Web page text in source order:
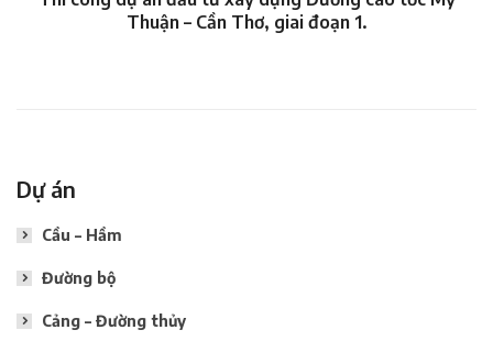
Thuận – Cần Thơ, giai đoạn 1.
Dự án
Cầu – Hầm
Đường bộ
Cảng – Đường thủy